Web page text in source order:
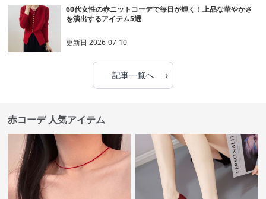
60代女性の赤ニットコーデで毎日が輝く！上品な華やかさ
を演出するアイテム5選
更新日2026-07-10
記事一覧へ ›
赤コーデ 人気アイテム